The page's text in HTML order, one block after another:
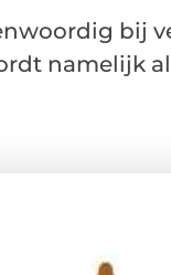
bij
namelijk